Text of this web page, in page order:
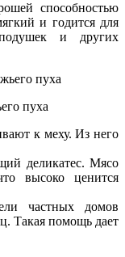
способностью
и годится для
и других
пуха
к меху. Из него
деликатес. Мясо
высоко ценится
частных домов
Такая помощь дает